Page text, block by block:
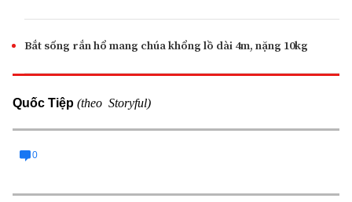
Bắt sống rắn hổ mang chúa khổng lồ dài 4m, nặng 10kg
Quốc Tiệp (theo Storyful)
0